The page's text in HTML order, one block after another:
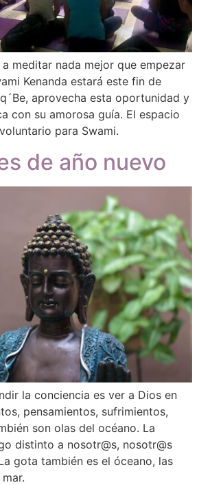
meditar nada mejor que empezar
Kenanda estará este fin de
aprovecha esta oportunidad y
con su amorosa guía. El espacio
para Swami.
de año nuevo
la conciencia es ver a Dios en
pensamientos, sufrimientos,
son olas del océano. La
distinto a nosotr@s, nosotr@s
gota también es el óceano, las